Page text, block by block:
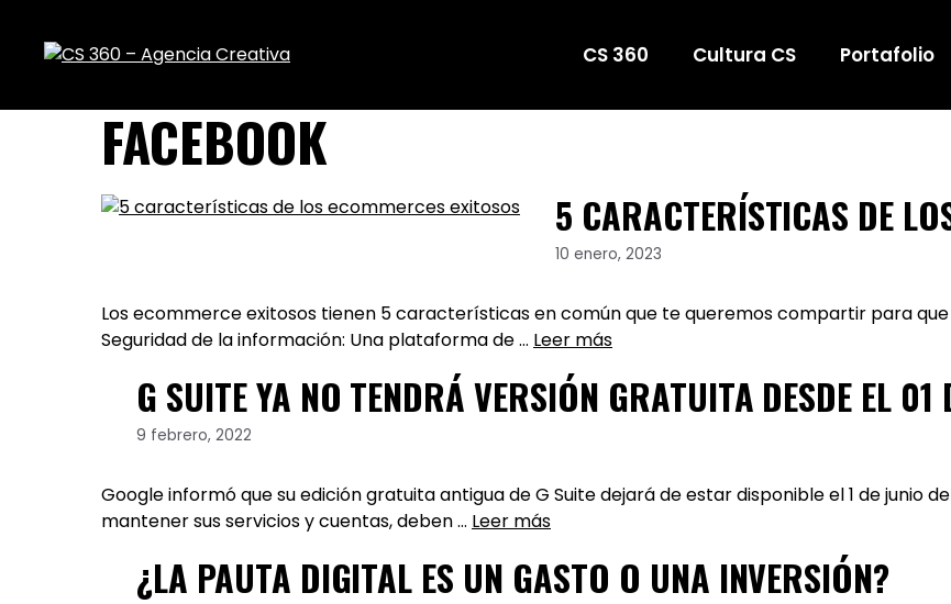
CS 360 Cultura CS Portafolio
FACEBOOK
5 CARACTERÍSTICAS DE
10 enero, 2023
Los ecommerce exitosos tienen 5 características en común que te queremos compartir para que
Seguridad de la información: Una plataforma de … Leer más
G SUITE YA NO TENDRÁ VERSIÓN GRATUITA DESDE EL
9 febrero, 2022
Google informó que su edición gratuita antigua de G Suite dejará de estar disponible el 1 de junio
mantener sus servicios y cuentas, deben … Leer más
¿LA PAUTA DIGITAL ES UN GASTO O UNA INVERSIÓN?